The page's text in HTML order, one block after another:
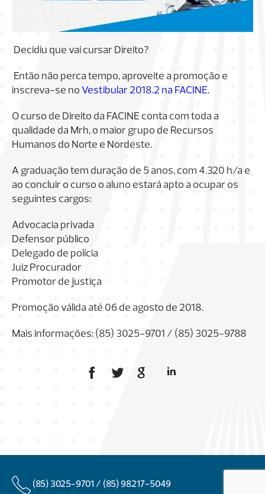
Decidiu que vai cursar Direito?
Então não perca tempo, aproveite a promoção e
inscreva-se no Vestibular 2018.2 na FACINE.
O curso de Direito da FACINE conta com toda a
qualidade da Mrh, o maior grupo de Recursos
Humanos do Norte e Nordeste.
A graduação tem duração de 5 anos, com 4.320 h/a e
ao concluir o curso o aluno estará apto a ocupar os
seguintes cargos:
Advocacia privada
Defensor público
Delegado de polícia
Juiz Procurador
Promotor de justiça
Promoção válida até 06 de agosto de 2018.
Mais informações: (85) 3025-9701 / (85) 3025-9788
(85) 3025-9701 / (85) 98217-5049